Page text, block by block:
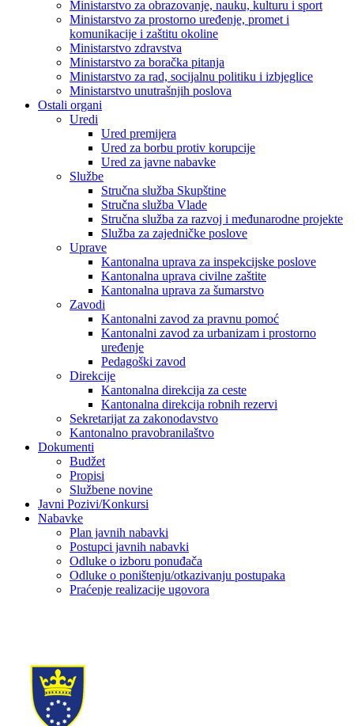
Ministarstvo za obrazovanje, nauku, kulturu i sport
Ministarstvo za prostorno uređenje, promet i
komunikacije i zaštitu okoline
Ministarstvo zdravstva
Ministarstvo za boračka pitanja
Ministarstvo za rad, socijalnu politiku i izbjeglice
Ministarstvo unutrašnjih poslova
Ostali organi
Uredi
Ured premijera
Ured za borbu protiv korupcije
Ured za javne nabavke
Službe
Stručna služba Skupštine
Stručna služba Vlade
Stručna služba za razvoj i međunarodne projekte
Služba za zajedničke poslove
Uprave
Kantonalna uprava za inspekcijske poslove
Kantonalna uprava civilne zaštite
Kantonalna uprava za šumarstvo
Zavodi
Kantonalni zavod za pravnu pomoć
Kantonalni zavod za urbanizam i prostorno
uređenje
Pedagoški zavod
Direkcije
Kantonalna direkcija za ceste
Kantonalna direkcija robnih rezervi
Sekretarijat za zakonodavstvo
Kantonalno pravobranilaštvo
Dokumenti
Budžet
Propisi
Službene novine
Javni Pozivi/Konkursi
Nabavke
Plan javnih nabavki
Postupci javnih nabavki
Odluke o izboru ponuđača
Odluke o poništenju/otkazivanju postupaka
Praćenje realizacije ugovora